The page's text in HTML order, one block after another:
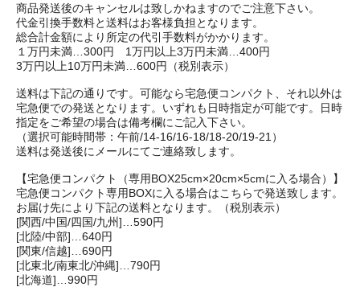
商品発送後のキャンセルは致しかねますのでご注意下さい。
代金引換手数料と送料はお客様負担となります。
総合計金額により所定の代引手数料がかかります。
１万円未満…300円 1万円以上3万円未満…400円
3万円以上10万円未満…600円（税別表示）
送料は下記の通りです。可能なら宅急便コンパクト、それ以外は
宅急便での発送となります。いずれも日時指定が可能です。日時
指定をご希望の場合は備考欄にご記入下さい。
（選択可能時間帯：午前/14-16/16-18/18-20/19-21）
送料は発送後にメールにてご連絡致します。
【宅急便コンパクト（専用BOX25cm×20cm×5cmに入る場合）】
宅急便コンパクト専用BOXに入る場合はこちらで発送致します。
お届け先により下記の送料となります。（税別表示）
[関西/中国/四国/九州]…590円
[北陸/中部]…640円
[関東/信越]…690円
[北東北/南東北/沖縄]…790円
[北海道]…990円